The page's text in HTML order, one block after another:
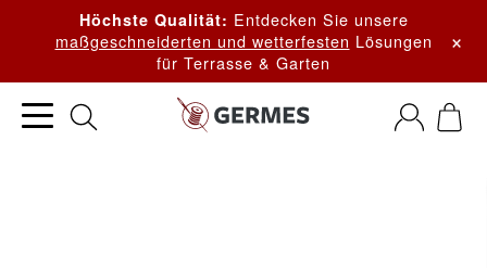
Höchste Qualität: Entdecken Sie unsere
maßgeschneiderten und wetterfesten Lösungen
für Terrasse & Garten
×